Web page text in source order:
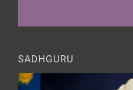
SADHGURU